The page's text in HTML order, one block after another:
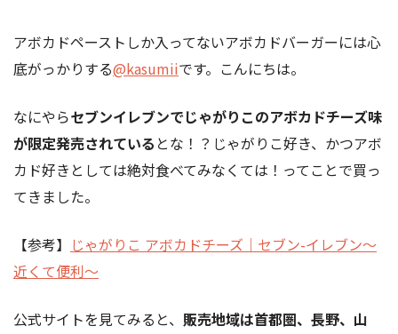
アボカドペーストしか入ってないアボカドバーガーには心
底がっかりする@kasumiiです。こんにちは。
なにやらセブンイレブンでじゃがりこのアボカドチーズ味
が限定発売されている とな！？じゃがりこ好き、かつアボ
カド好きとしては絶対食べてみなくては！ってことで買っ
てきました。
【参考】 じゃがりこ アボカドチーズ｜セブン-イレブン～
近くて便利～
公式サイトを見てみると、 販売地域は首都圏、長野、山